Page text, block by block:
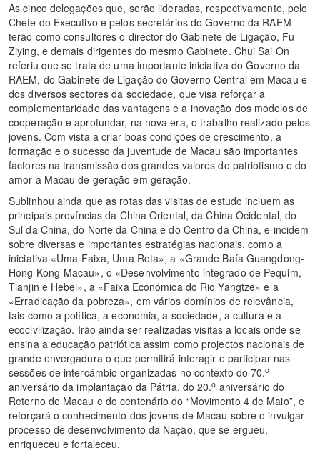
As cinco delegações que, serão lideradas, respectivamente, pelo
Chefe do Executivo e pelos secretários do Governo da RAEM
terão como consultores o director do Gabinete de Ligação, Fu
Ziying, e demais dirigentes do mesmo Gabinete. Chui Sai On
referiu que se trata de uma importante iniciativa do Governo da
RAEM, do Gabinete de Ligação do Governo Central em Macau e
dos diversos sectores da sociedade, que visa reforçar a
complementaridade das vantagens e a inovação dos modelos de
cooperação e aprofundar, na nova era, o trabalho realizado pelos
jovens. Com vista a criar boas condições de crescimento, a
formação e o sucesso da juventude de Macau são importantes
factores na transmissão dos grandes valores do patriotismo e do
amor a Macau de geração em geração.
Sublinhou ainda que as rotas das visitas de estudo incluem as
principais províncias da China Oriental, da China Ocidental, do
Sul da China, do Norte da China e do Centro da China, e incidem
sobre diversas e importantes estratégias nacionais, como a
iniciativa «Uma Faixa, Uma Rota», a «Grande Baía Guangdong-
Hong Kong-Macau», o «Desenvolvimento integrado de Pequim,
Tianjin e Hebei», a «Faixa Económica do Rio Yangtze» e a
«Erradicação da pobreza», em vários domínios de relevância,
tais como a política, a economia, a sociedade, a cultura e a
ecocivilização. Irão ainda ser realizadas visitas a locais onde se
ensina a educação patriótica assim como projectos nacionais de
grande envergadura o que permitirá interagir e participar nas
sessões de intercâmbio organizadas no contexto do 70.o
aniversário da implantação da Pátria, do 20.o aniversário do
Retorno de Macau e do centenário do “Movimento 4 de Maio”, e
reforçará o conhecimento dos jovens de Macau sobre o invulgar
processo de desenvolvimento da Nação, que se ergueu,
enriqueceu e fortaleceu.